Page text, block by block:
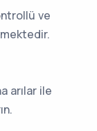
ve
arılar ile